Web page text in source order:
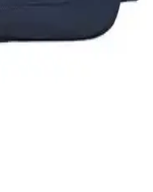
Seçerken Dikkat